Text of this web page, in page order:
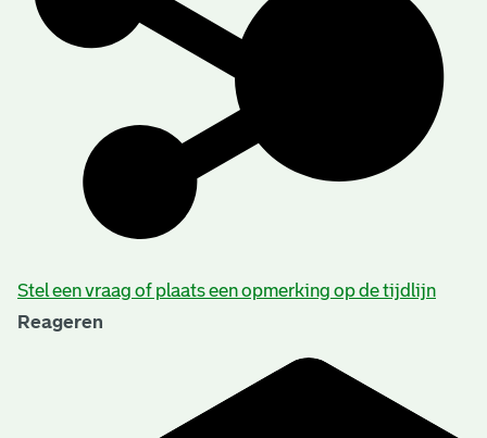
Beschrijving van de series en archiefbestanddelen
Stel een vraag of plaats een opmerking op de tijdlijn
Reageren